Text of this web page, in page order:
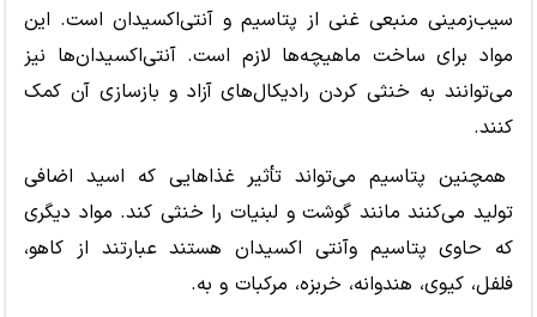
سیب‌زمینی منبعی غنی از پتاسیم و آنتی‌اکسیدان است. این
مواد برای ساخت ماهیچه‌ها لازم است. آنتی‌اکسیدان‌ها نیز
می‌توانند به خنثی کردن رادیکال‌های آزاد و بازسازی آن کمک
کنند.
همچنین پتاسیم می‌تواند تأثیر غذاهایی که اسید اضافی
تولید می‌کنند مانند گوشت و لبنیات را خنثی کند. مواد دیگری
که حاوی پتاسیم وآنتی اکسیدان هستند عبارتند از کاهو،
فلفل، کیوی، هندوانه، خربزه، مرکبات و به.